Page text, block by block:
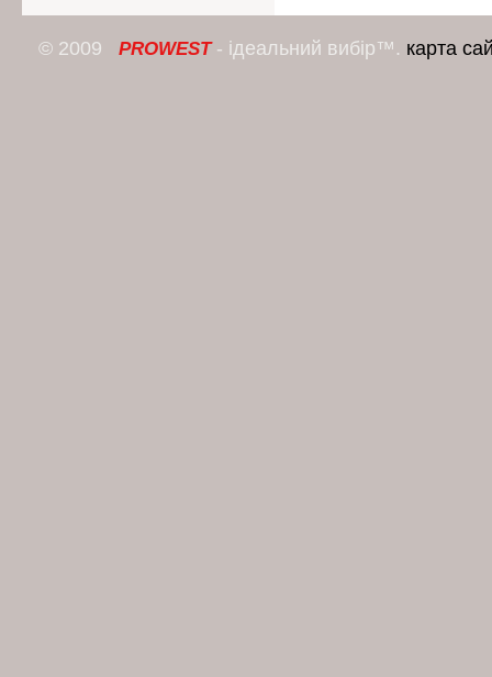
© 2009 PROWEST- ідеальний вибір™. карта